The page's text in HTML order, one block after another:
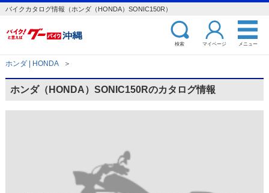
バイクカタログ情報（ホンダ（HONDA）SONIC150R）
検索 マイページ メニュー
ホンダ | HONDA ＞
ホンダ（HONDA）SONIC150Rのカタログ情報